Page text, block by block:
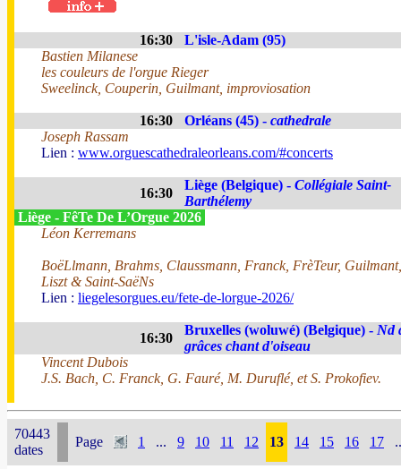
16:30
L'isle-Adam (95)
Bastien Milanese
les couleurs de l'orgue Rieger
Sweelinck, Couperin, Guilmant, improviosation
16:30 Orléans (45) - cathedrale
Joseph Rassam
Lien : www.orguescathedraleorleans.com/#concerts
16:30
Liège (Belgique) - Collégiale Saint-
Barthélemy
Liège - FêTe De L’Orgue 2026
Léon Kerremans
BoëLlmann, Brahms, Claussmann, Franck, FrèTeur,
Liszt & Saint-SaëNs
Lien : liegelesorgues.eu/fete-de-lorgue-2026/
16:30
Bruxelles (woluwé) (Belgique) - Nd
grâces chant d'oiseau
Vincent Dubois
J.S. Bach, C. Franck, G. Fauré, M. Duruflé, et S. Prokofiev.
70443
dates
Page 1 ... 9 10 11 12 13 14 15 16 17